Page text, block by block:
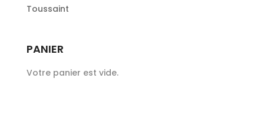
Toussaint
PANIER
Votre panier est vide.